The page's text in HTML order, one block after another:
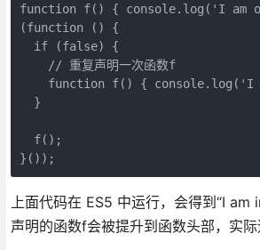
function f() { console.log('I am
(function () {
  if (false) {
    // 重复声明一次函数f
function f() { console.log('I
  }
  f();
上面代码在 ES5 中运行，会得到“I am
声明的函数f会被提升到函数头部，实际